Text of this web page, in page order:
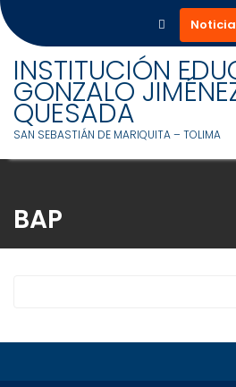
contenido
INSTITUCIÓN
GONZALO
QUESADA
SAN SEBASTIÁN DE MARIQUITA – TOLIMA
BAP